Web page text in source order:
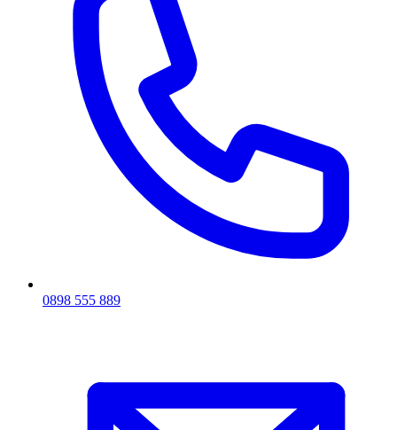
0898 555 889